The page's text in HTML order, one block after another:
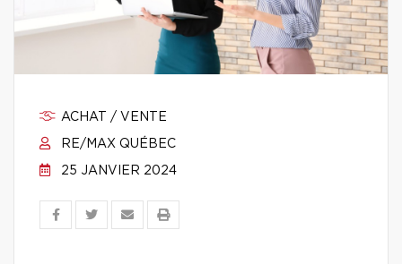
ACHAT / VENTE
RE/MAX QUÉBEC
25 JANVIER 2024